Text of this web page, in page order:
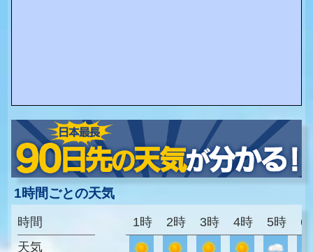
1時間ごとの天気
時間
天気
1時 2時 3時 4時 5時 6